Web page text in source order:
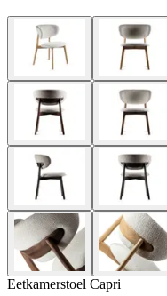
Eetkamerstoel Capri